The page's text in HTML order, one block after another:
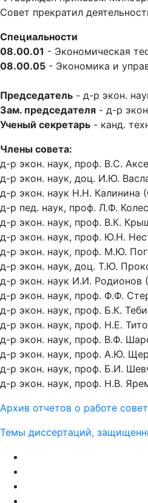
Совет прекратил
Специальности
08.00.01 - Экономическая
08.00.05 - Экономика и
Председатель - д-р экон.
Зам. председателя - д-р
Ученый секретарь - канд.
Члены совета:
д-р экон. наук, проф. В.С.
д-р экон. наук, доц. И.Ю.
д-р экон. наук Н.Н. Калинина
д-р пед. наук, проф. Л.Ф.
д-р экон. наук, проф. В.К.
д-р экон. наук, проф. Ю.Н.
д-р экон. наук, проф. М.Ю.
д-р экон. наук, доц. Т.Ю.
д-р экон. наук И.И. Родионов
д-р экон. наук, проф. Ф.Ф.
д-р экон. наук, проф. Б.К.
д-р экон. наук, проф. Н.Е.
д-р экон. наук, проф. В.Ф.
д-р экон. наук, проф. А.Ю.
д-р экон. наук, проф. Б.И.
д-р экон. наук, проф. Н.В.
Архив отчетов о работе
Темы диссертаций,